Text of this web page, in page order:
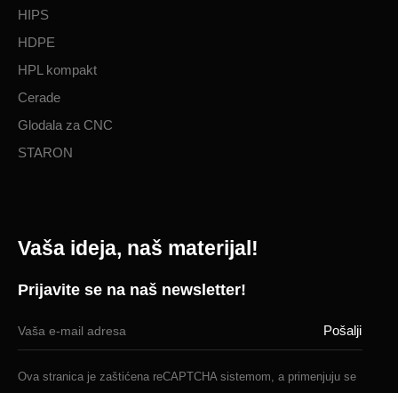
Vaša ideja, naš materijal!
Prijavite se na naš newsletter!
Ova stranica je zaštićena reCAPTCHA sistemom, a primenjuju se
HIPS
HDPE
HPL kompakt
Cerade
Glodala za CNC
STARON